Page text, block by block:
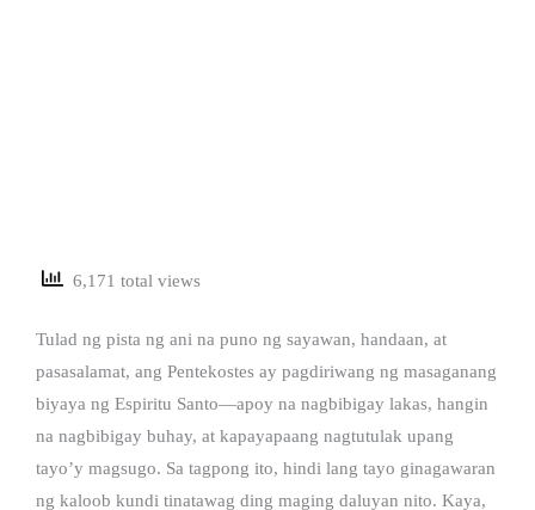
6,171 total views
Tulad ng pista ng ani na puno ng sayawan, handaan, at
pasasalamat, ang Pentekostes ay pagdiriwang ng masaganang
biyaya ng Espiritu Santo—apoy na nagbibigay lakas, hangin
na nagbibigay buhay, at kapayapaang nagtutulak upang
tayo’y magsugo. Sa tagpong ito, hindi lang tayo ginagawaran
ng kaloob kundi tinatawag ding maging daluyan nito. Kaya,